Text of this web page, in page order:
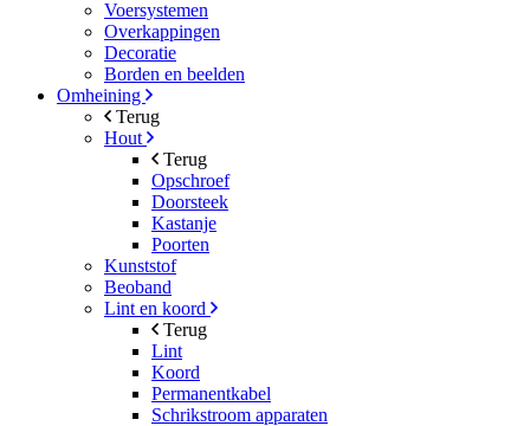
Voersystemen
Overkappingen
Decoratie
Borden en beelden
Omheining
Terug
Hout
Terug
Opschroef
Doorsteek
Kastanje
Poorten
Kunststof
Beoband
Lint en koord
Terug
Lint
Koord
Permanentkabel
Schrikstroom apparaten